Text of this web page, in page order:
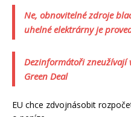
Ne, obnovitelné zdroje
uhelné elektrárny je
Dezinformátoři zneužívají
Green Deal
EU chce zdvojnásobit